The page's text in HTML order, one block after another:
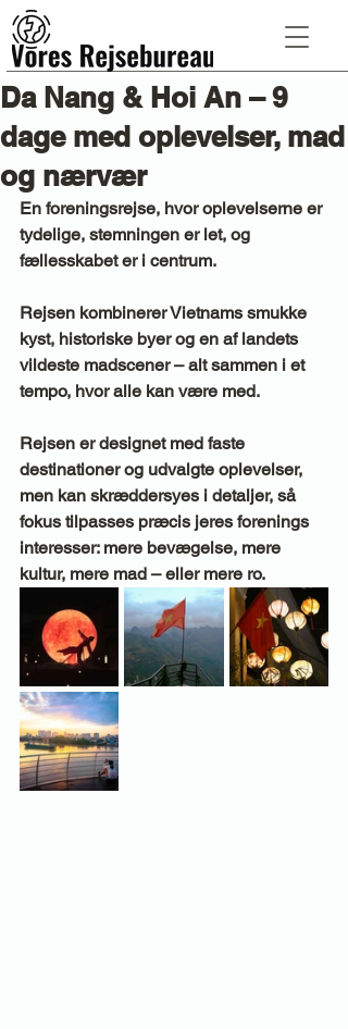
Da Nang & Hoi An – 9
dage med oplevelser, mad
og nærvær
En foreningsrejse, hvor oplevelserne er
tydelige, stemningen er let, og
fællesskabet er i centrum.
Rejsen kombinerer Vietnams smukke
kyst, historiske byer og en af landets
vildeste madscener – alt sammen i et
tempo, hvor alle kan være med.
Rejsen er designet med faste
destinationer og udvalgte oplevelser,
men kan skræddersyes i detaljer, så
fokus tilpasses præcis jeres forenings
interesser: mere bevægelse, mere
kultur, mere mad – eller mere ro.